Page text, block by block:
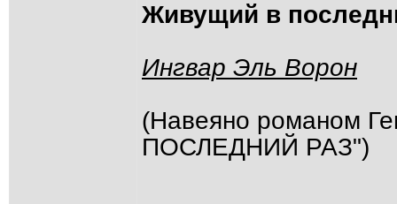
Живущий в
Ингвар Эль Ворон
(Навеяно романом
ПОСЛЕДНИЙ РАЗ")